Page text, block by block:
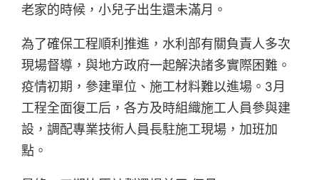
老家的時候，小兒子出生還未滿月。
為了確保工程順利推進，水利部有關負責人多次
現場督導，與地方政府一起解決諸多實際困難。
疫情初期，參建單位、施工材料難以進場。3月
工程全面復工后，各方及時組織施工人員參與建
設，調配專業技術人員長駐施工現場，加班加
點。